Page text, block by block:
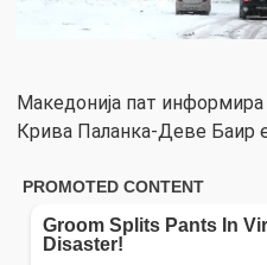
Македонија пат
Крива Паланка-Деве Баир